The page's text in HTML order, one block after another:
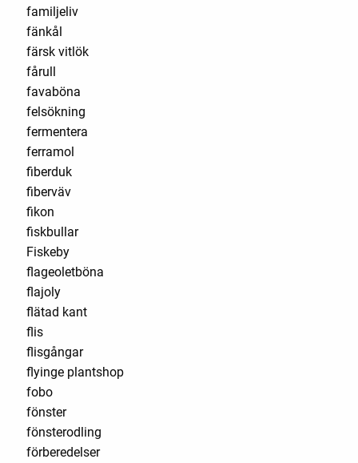
familjeliv
fänkål
färsk vitlök
fårull
favaböna
felsökning
fermentera
ferramol
fiberduk
fiberväv
fikon
fiskbullar
Fiskeby
flageoletböna
flajoly
flätad kant
flis
flisgångar
flyinge plantshop
fobo
fönster
fönsterodling
förberedelser